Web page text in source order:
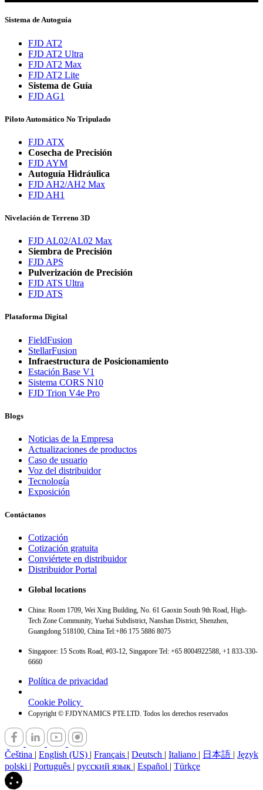
Sistema de Autoguía
FJD AT2
FJD AT2 Ultra
FJD AT2 Max
FJD AT2 Lite
Sistema de Guía
FJD AG1
Piloto Automático No Tripulado
FJD ATX
Cosecha de Precisión
FJD AYM
Autoguía Hidráulica
FJD AH2/AH2 Max
FJD AH1
Nivelación de Terreno 3D
FJD AL02/AL02 Max
Siembra de Precisión
FJD APS
Pulverización de Precisión
FJD ATS Ultra
FJD ATS
Plataforma Digital
FieldFusion
StellarFusion
Infraestructura de Posicionamiento
Estación Base V1
Sistema CORS N10
FJD Trion V4e Pro
Blogs
Noticias de la Empresa
Actualizaciones de productos
Caso de usuario
Voz del distribuidor
Tecnología
Exposición
Contáctanos
Cotización
Cotización gratuita
Conviértete en distribuidor
Distribuidor Portal
Global locations
China: Room 1709, Wei Xing Building, No. 61 Gaoxin South 9th Road, High-
Tech Zone Community, Yuehai Subdistrict, Nanshan District, Shenzhen,
Guangdong 518100, China Tel:+86 175 5886 8075
Singapore: 15 Scotts Road, #03-12, Singapore Tel: +65 8004922588, +1 833-330-
6660
Política de privacidad
Cookie Policy
Copyright © FJDYNAMICS PTE.LTD. Todos los derechos reservados
Čeština | English (US) | Français | Deutsch | Italiano | 日本語 | Język
polski | Português | русский язык | Español | Türkçe